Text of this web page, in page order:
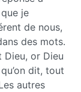
je
de nous,
des mots.
Dieu, or Dieu
dit, tout
autres